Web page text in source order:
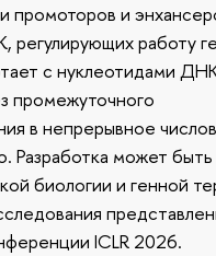
промоторов и
регулирующих работу
с нуклеотидами
промежуточного
в непрерывное
Разработка может быть
биологии и генной
ICLR 2026.